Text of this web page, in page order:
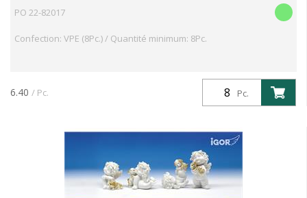
PO 22-82017
Confection: VPE (8Pc.) / Quantité minimum: 8Pc.
Pc.
6.40 / Pc.